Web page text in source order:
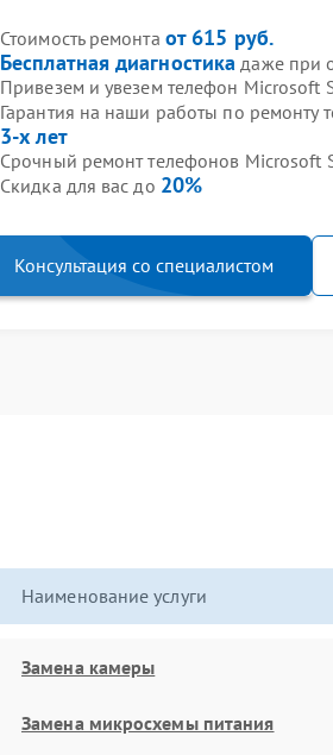
Стоимость ремонта от 615 руб.
Бесплатная диагностика даже при
Привезем и увезем телефон Microsoft
Гарантия на наши работы по ремонту
3-х лет
Срочный ремонт телефонов Microsoft
Скидка для вас до 20%
Консультация со специалистом
Наименование услуги
Замена камеры
Замена микросхемы питания